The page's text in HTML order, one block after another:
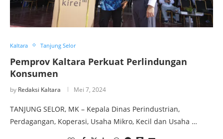
Kaltara Tanjung Selor
Pemprov Kaltara Perkuat Perlindungan
Konsumen
by Redaksi Kaltara Mei 7, 2024
TANJUNG SELOR, MK – Kepala Dinas Perindustrian,
Perdagangan, Koperasi, Usaha Mikro, Kecil dan Usaha …